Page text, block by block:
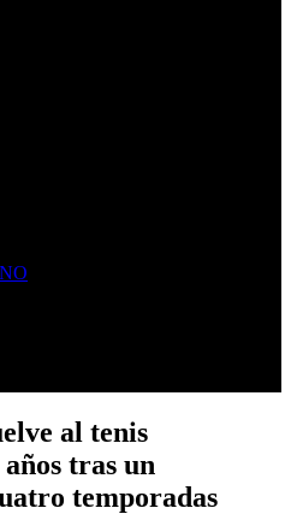
al tenis
tras un
temporadas